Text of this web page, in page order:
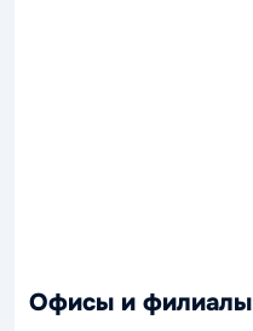
Офисы и филиалы